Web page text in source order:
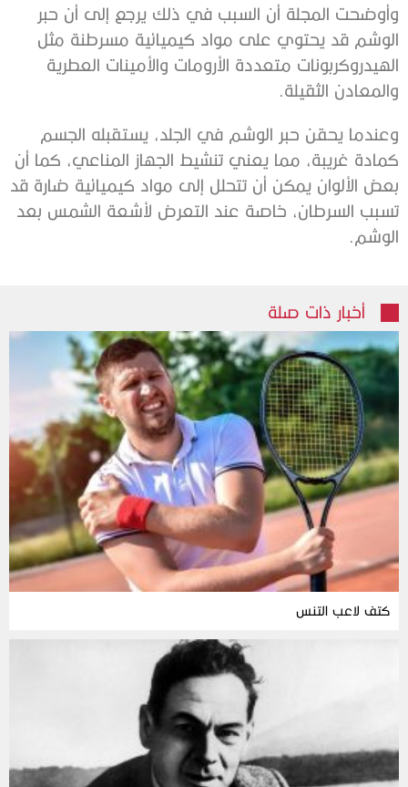
وأوضحت المجلة أن السبب في ذلك يرجع إلى أن حبر
الوشم قد يحتوي على مواد كيميائية مسرطنة مثل
الهيدروكربونات متعددة الأرومات والأمينات العطرية
والمعادن الثقيلة.
وعندما يحقن حبر الوشم في الجلد، يستقبله الجسم
كمادة غريبة، مما يعني تنشيط الجهاز المناعي، كما أن
بعض الألوان يمكن أن تتحلل إلى مواد كيميائية ضارة قد
تسبب السرطان، خاصة عند التعرض لأشعة الشمس بعد
الوشم.
أخبار ذات صلة
كتف لاعب التنس